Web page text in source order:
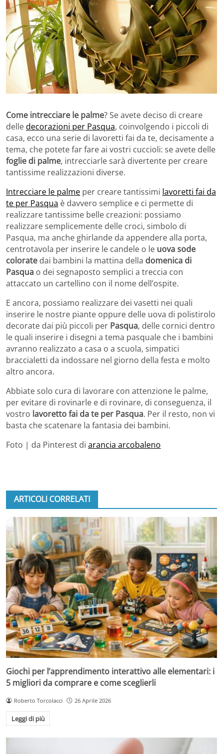
Come intrecciare le palme? Se avete deciso di creare
delledecorazioni per Pasqua, coinvolgendo i piccoli di
casa, ecco una serie di lavoretti fai da te, decisamente a
tema, che potete far fare ai vostri cuccioli: se avete delle
foglie di palme, intrecciarle sarà divertente per creare
tantissime realizzazioni diverse.
Intrecciare le palme per creare tantissimi lavoretti fai da
te per Pasqua è davvero semplice e ci permette di
realizzare tantissime belle creazioni: possiamo
realizzare semplicemente delle croci, simbolo di
Pasqua, ma anche ghirlande da appendere alla porta,
centrotavola per inserire le candele o le uova sode
colorate dai bambini la mattina della domenica di
Pasqua o dei segnaposto semplici a treccia con
attaccato un cartellino con il nome dell’ospite.
E ancora, possiamo realizzare dei vasetti nei quali
inserire le nostre piante oppure delle uova di polistirolo
decorate dai più piccoli per Pasqua, delle cornici dentro
le quali inserire i disegni a tema pasquale che i bambini
avranno realizzato a casa o a scuola, simpatici
braccialetti da indossare nel giorno della festa e molto
altro ancora.
Abbiate solo cura di lavorare con attenzione le palme,
per evitare di rovinarle e di rovinare, di conseguenza, il
vostro lavoretto fai da te per Pasqua. Per il resto, non vi
basta che scatenare la fantasia dei bambini.
Foto | da Pinterest di arancia arcobaleno
ARTICOLI CORRELATI
Giochi per l’apprendimento interattivo alle elementari: i
5 migliori da comprare e come sceglierli
Roberto Torcolacci 26 Aprile 2026
Leggi di più